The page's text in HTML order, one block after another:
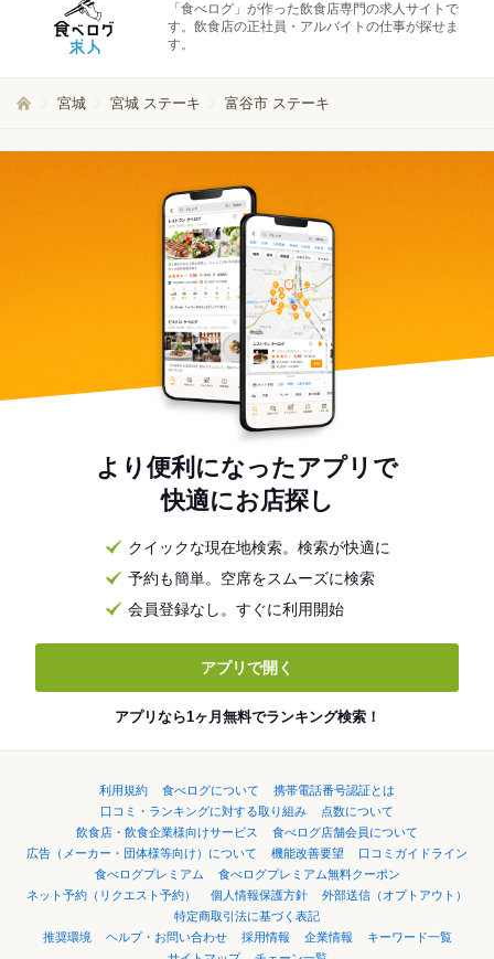
「食べログ」が作った飲食店専門の求人サイトで
す。飲食店の正社員・アルバイトの仕事が探せま
す。
宮城 宮城 ステーキ 富谷市 ステーキ
より便利になったアプリで
快適にお店探し
クイックな現在地検索。検索が快適に
予約も簡単。空席をスムーズに検索
会員登録なし。すぐに利用開始
アプリで開く
アプリなら1ヶ月無料でランキング検索！
利用規約 食べログについて
携帯電話番号認証とは
口コミ・ランキングに対する取り組み
点数について
飲食店・飲食企業様向けサービス
食べログ店舗会員について
広告（メーカー・団体様等向け）について
機能改善要望
口コミガイドライン
食べログプレミアム
食べログプレミアム無料クーポン
ネット予約（リクエスト予約）
個人情報保護方針
外部送信（オプトアウト）
特定商取引法に基づく表記
推奨環境
ヘルプ・お問い合わせ 採用情報 企業情報
キーワード一覧